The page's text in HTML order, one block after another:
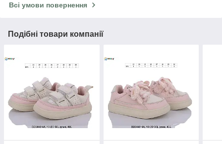
Всі умови повернення
Подібні товари компанії